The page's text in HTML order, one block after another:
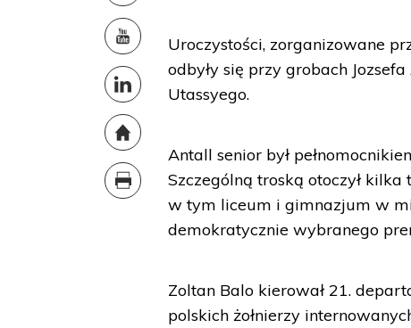
Uroczystości, zorganizowane
odbyły się przy grobach
Utassyego.
Antall senior był
Szczególną troską otoczył kilka
w tym liceum i gimnazjum w
demokratycznie wybranego
Zoltan Balo kierował 21.
polskich żołnierzy